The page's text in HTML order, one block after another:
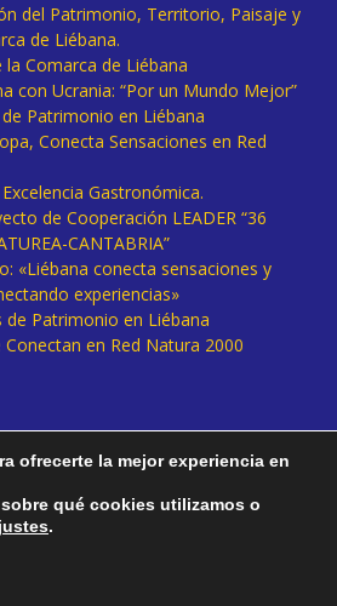
del Patrimonio, Territorio, Paisaje y
de Liébana.
Comarca de Liébana
con Ucrania: “Por un Mundo Mejor”
Patrimonio en Liébana
Conecta Sensaciones en Red
Gastronómica.
de Cooperación LEADER “36
CANTABRIA”
«Liébana conecta sensaciones y
experiencias»
de Patrimonio en Liébana
en Red Natura 2000
ofrecerte la mejor experiencia en
qué cookies utilizamos o
.